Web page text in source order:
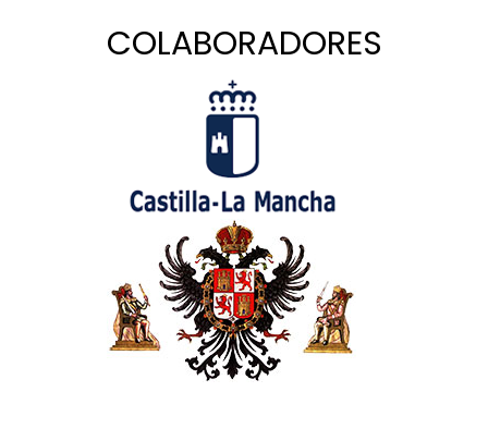
COLABORADORES